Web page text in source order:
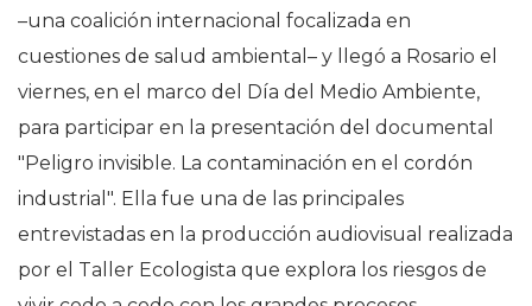
–una coalición internacional focalizada en
cuestiones de salud ambiental– y llegó a Rosario el
viernes, en el marco del Día del Medio Ambiente,
para participar en la presentación del documental
"Peligro invisible. La contaminación en el cordón
industrial". Ella fue una de las principales
entrevistadas en la producción audiovisual realizada
por el Taller Ecologista que explora los riesgos de